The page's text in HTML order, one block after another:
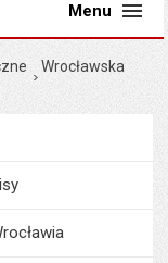
Menu
Wrocławska